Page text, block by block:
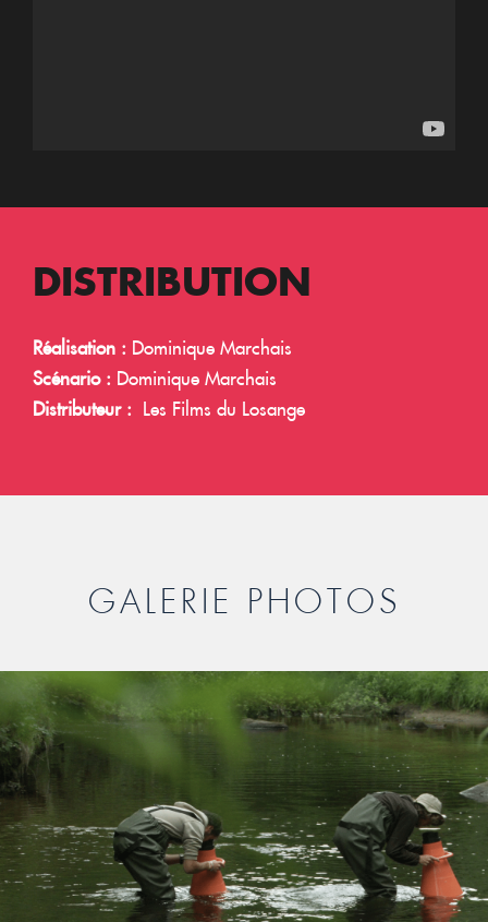
DISTRIBUTION
Réalisation : Dominique Marchais
Scénario : Dominique Marchais
Distributeur : Les Films du Losange
GALERIE PHOTOS